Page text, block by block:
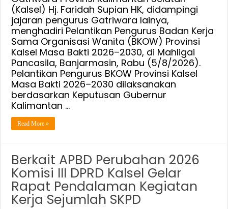
Hj.
Ellyana
Trisya
:
Jalankan
Amanah
Dengan
Keikhlasan
(Kalsel) Hj. Faridah Supian HK, didampingi
jajaran pengurus Gatriwara lainya,
menghadiri Pelantikan Pengurus Badan Kerja
Sama Organisasi Wanita (BKOW) Provinsi
Kalsel Masa Bakti 2026–2030, di Mahligai
Pancasila, Banjarmasin, Rabu (5/8/2026).
Pelantikan Pengurus BKOW Provinsi Kalsel
Masa Bakti 2026–2030 dilaksanakan
berdasarkan Keputusan Gubernur
Kalimantan …
Read More »
Berkait APBD Perubahan 2026
Komisi III DPRD Kalsel Gelar
Rapat Pendalaman Kegiatan
Kerja Sejumlah SKPD